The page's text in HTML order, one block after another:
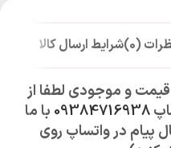
(0) شرایط ارسال کالا
و موجودی لطفا از
09384716938 با ما
پیام در واتساپ روی